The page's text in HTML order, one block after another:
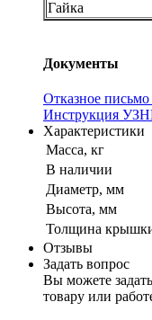
Гайка
Документы
Отказное
Инструкция
Характеристики
Масса, кг
В наличии
Диаметр, мм
Высота, мм
Толщина
Отзывы
Задать вопрос
Вы можете
товару или